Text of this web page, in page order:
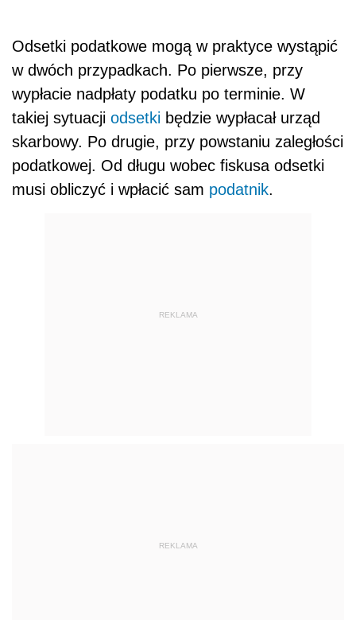
Odsetki podatkowe mogą w praktyce wystąpić
w dwóch przypadkach. Po pierwsze, przy
wypłacie nadpłaty podatku po terminie. W
takiej sytuacji odsetki będzie wypłacał urząd
skarbowy. Po drugie, przy powstaniu zaległości
podatkowej. Od długu wobec fiskusa odsetki
musi obliczyć i wpłacić sam podatnik.
REKLAMA
REKLAMA